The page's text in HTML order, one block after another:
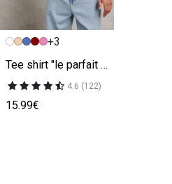
+3
Tee shirt "le parfait by JULES"
4.6 (122)
15.99€